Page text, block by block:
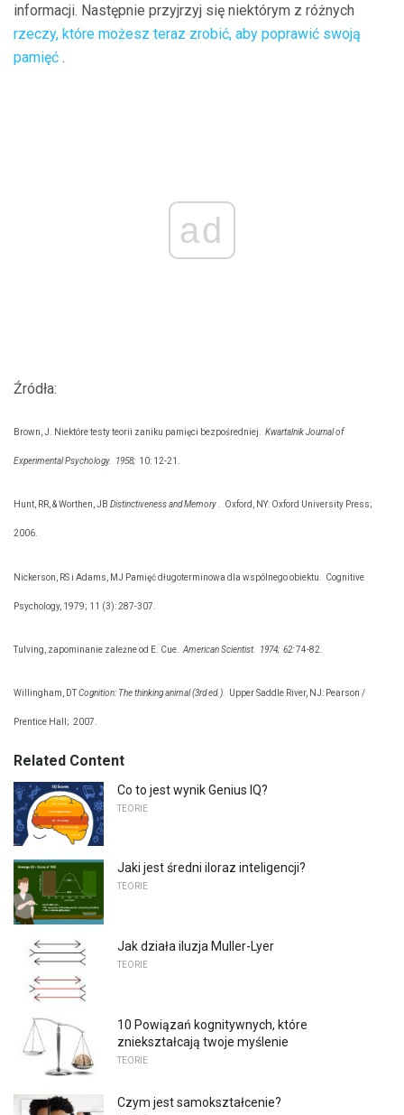
informacji. Następnie przyjrzyj się niektórym z różnych
rzeczy, które możesz teraz zrobić, aby poprawić swoją
pamięć .
ad
Źródła:
Brown, J. Niektóre testy teorii zaniku pamięci bezpośredniej. Kwartalnik Journal of
Experimental Psychology. 1958; 10: 12-21.
Hunt, RR, & Worthen, JB Distinctiveness and Memory. Oxford, NY: Oxford University Press;
2006.
Nickerson, RS i Adams, MJ Pamięć długoterminowa dla wspólnego obiektu. Cognitive
Psychology, 1979; 11 (3): 287-307.
Tulving, zapominanie zależne od E. Cue. American Scientist. 1974; 62:74-82.
Willingham, DT Cognition: The thinking animal (3rd ed.). Upper Saddle River, NJ: Pearson /
Prentice Hall; 2007.
Related Content
Co to jest wynik Genius IQ?
TEORIE
Jaki jest średni iloraz inteligencji?
TEORIE
Jak działa iluzja Muller-Lyer
TEORIE
10 Powiązań kognitywnych, które
zniekształcają twoje myślenie
TEORIE
Czym jest samokształcenie?